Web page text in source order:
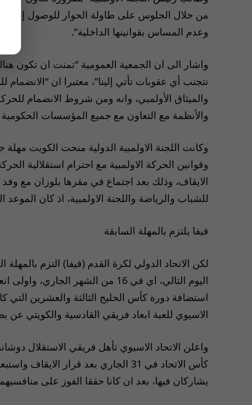
من خلال الجلوس على طاولة الحوار للوصول إلى
وعدم المساس بقوانينها الداخلية”.
نتجنب أي عقوبات تأتي إلينا”، معتبرا ان
والميثاق الأولمبي، وانه ومن شروط الانضمام للحركة
والأنظمة مع التعاون مع جميع المؤسسات الحكومية
وكانت اللجنة الاولمبية الدولية منحت الكويت
وقوانين الحركة الاولمبية مع احترام استقلالية
الايقاف، وذلك بعد اجتماع في مقرها بلوزان مع وفد
للشباب والرياضة واللجنة الاولمبية، اذ كان الموعد
فيفا يلتزم بالمهلة السابقة
لكن الاتحاد الدولي لكرة القدم (فيفا) التزم
اليوم التالي، اي في 16 من الشهر
استضافة دورة كأس الخليج الثالثة والعشرين التي
الاسيوي للعبة ابعاد فريقي القادسية والكويتي عن
واعلن الاتحاد الاسيوي تأهل فريقي الاستقلال
كأس الاتحاد في 31 الجاري بعد قرار
يشاركان فيها، بعد ان كانا حققا الفوز على